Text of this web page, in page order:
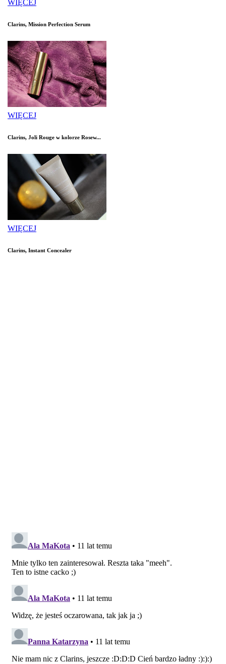
WIĘCEJ
Clarins, Mission Perfection Serum
WIĘCEJ
Clarins, Joli Rouge w kolorze Rosew...
WIĘCEJ
Clarins, Instant Concealer